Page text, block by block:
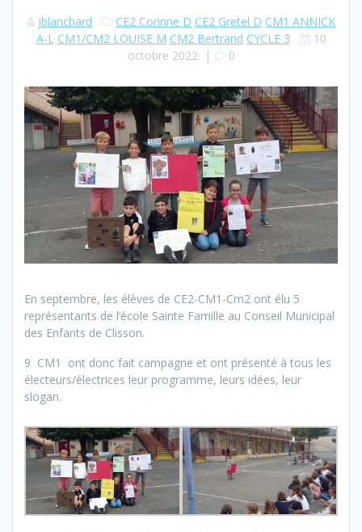
jblanchard CE2 Corinne D CE2 Gretel D CM1 ANNICK
A-L CM1/CM2 LOUISE M CM2 Bertrand CYCLE 3
10
octobre 2022| 0
En septembre, les élèves de CE2-CM1-Cm2 ont élu 5
représentants de l’école Sainte Famille au Conseil Municipal
des Enfants de Clisson.
9 CM1 ont donc fait campagne et ont présenté à tous les
électeurs/électrices leur programme, leurs idées, leur
slogan.